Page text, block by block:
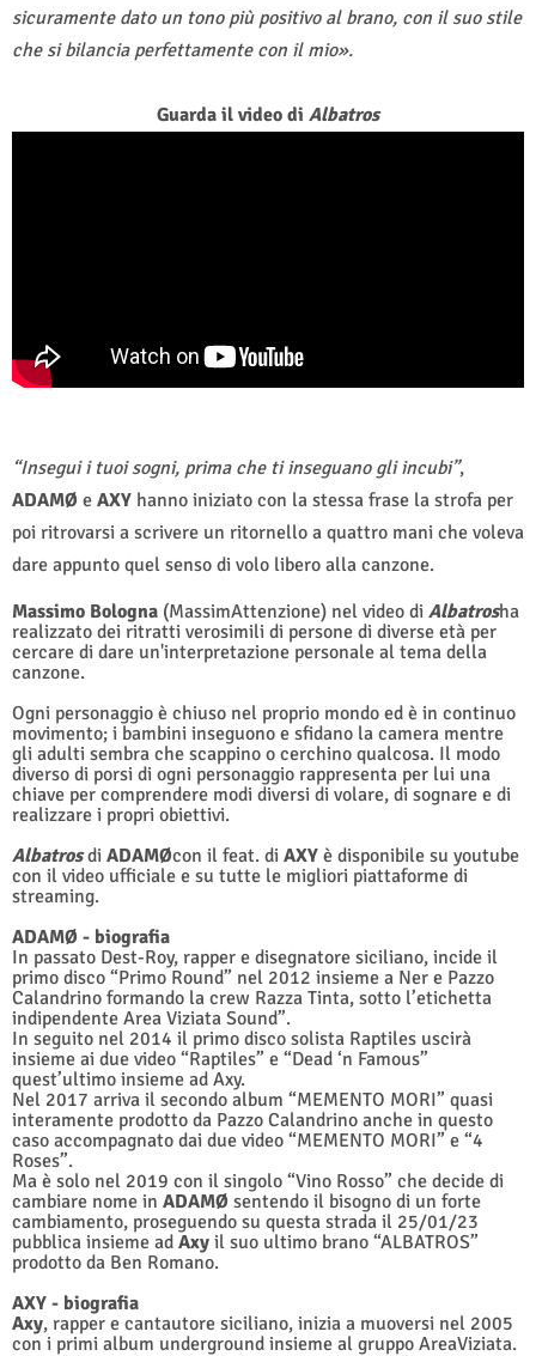
sicuramente dato un tono più positivo al brano, con il suo stile
che si bilancia perfettamente con il mio».
Guarda il video di Albatros
“Insegui i tuoi sogni, prima che ti inseguano gli incubi”,
ADAMØ e AXY hanno iniziato con la stessa frase la strofa per
poi ritrovarsi a scrivere un ritornello a quattro mani che voleva
dare appunto quel senso di volo libero alla canzone.
Massimo Bologna (MassimAttenzione) nel video di Albatrosha
realizzato dei ritratti verosimili di persone di diverse età per
cercare di dare un'interpretazione personale al tema della
canzone.
Ogni personaggio è chiuso nel proprio mondo ed è in continuo
movimento; i bambini inseguono e sfidano la camera mentre
gli adulti sembra che scappino o cerchino qualcosa. Il modo
diverso di porsi di ogni personaggio rappresenta per lui una
chiave per comprendere modi diversi di volare, di sognare e di
realizzare i propri obiettivi.
Albatrosdi ADAMØcon il feat. di AXY è disponibile su youtube
con il video ufficiale e su tutte le migliori piattaforme di
streaming.
ADAMØ - biografia
In passato Dest-Roy, rapper e disegnatore siciliano, incide il
primo disco “Primo Round” nel 2012 insieme a Ner e Pazzo
Calandrino formando la crew Razza Tinta, sotto l’etichetta
indipendente Area Viziata Sound”.
In seguito nel 2014 il primo disco solista Raptiles uscirà
insieme ai due video “Raptiles” e “Dead ‘n Famous”
quest’ultimo insieme ad Axy.
Nel 2017 arriva il secondo album “MEMENTO MORI” quasi
interamente prodotto da Pazzo Calandrino anche in questo
caso accompagnato dai due video “MEMENTO MORI” e “4
Roses”.
Ma è solo nel 2019 con il singolo “Vino Rosso” che decide di
cambiare nome in ADAMØ sentendo il bisogno di un forte
cambiamento, proseguendo su questa strada il 25/01/23
pubblica insieme ad Axy il suo ultimo brano “ALBATROS”
prodotto da Ben Romano.
AXY - biografia
Axy, rapper e cantautore siciliano, inizia a muoversi nel 2005
con i primi album underground insieme al gruppo AreaViziata.